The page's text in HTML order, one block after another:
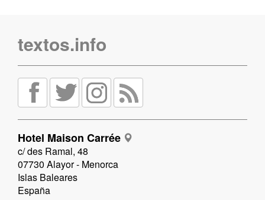
textos.info
Hotel Maison Carrée
c/ des Ramal, 48
07730 Alayor - Menorca
Islas Baleares
España